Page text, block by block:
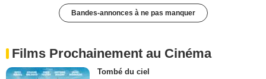
Bandes-annonces à ne pas manquer
Films Prochainement au Cinéma
Tombé du ciel